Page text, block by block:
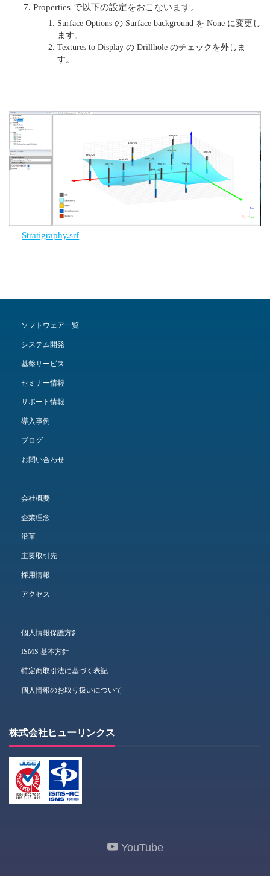
Properties で以下の設定をおこないます。
Surface Options の Surface background を None に変更し
ます。
Textures to Display の Drillhole のチェックを外しま
す。
Stratigraphy.srf
ソフトウェア一覧
システム開発
基盤サービス
セミナー情報
サポート情報
導入事例
ブログ
お問い合わせ
会社概要
企業理念
沿革
主要取引先
採用情報
アクセス
個人情報保護方針
ISMS 基本方針
特定商取引法に基づく表記
個人情報のお取り扱いについて
株式会社ヒューリンクス
YouTube